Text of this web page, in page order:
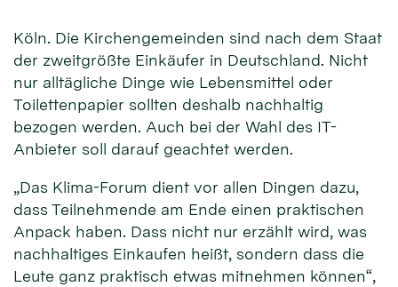
Köln. Die Kirchengemeinden sind nach dem Staat
der zweitgrößte Einkäufer in Deutschland. Nicht
nur alltägliche Dinge wie Lebensmittel oder
Toilettenpapier sollten deshalb nachhaltig
bezogen werden. Auch bei der Wahl des IT-
Anbieter soll darauf geachtet werden.
„Das Klima-Forum dient vor allen Dingen dazu,
dass Teilnehmende am Ende einen praktischen
Anpack haben. Dass nicht nur erzählt wird, was
nachhaltiges Einkaufen heißt, sondern dass die
Leute ganz praktisch etwas mitnehmen können“,